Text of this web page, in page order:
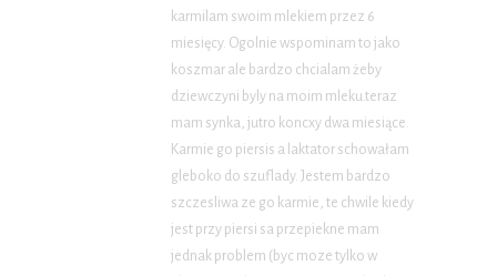
karmilam swoim mlekiem przez 6
miesięcy. Ogolnie wspominam to jako
koszmar ale bardzo chcialam żeby
dziewczyni byly na moim mleku.teraz
mam synka, jutro koncxy dwa miesiące.
Karmie go piersis a laktator schowałam
gleboko do szuflady. Jestem bardzo
szczesliwa ze go karmie, te chwile kiedy
jest przy piersi sa przepiekne mam
jednak problem (byc moze tylko w